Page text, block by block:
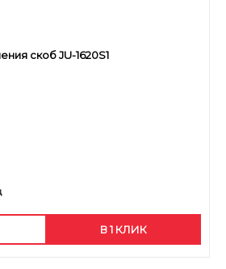
скоб JU-1620S1
В 1 КЛИК